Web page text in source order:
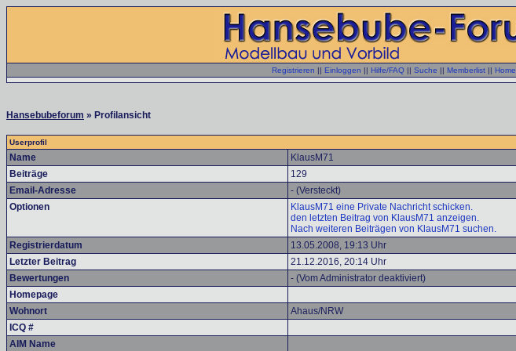
Registrieren || Einloggen || Hilfe/FAQ || Suche || Memberlist || Home
Hansebubeforum » Profilansicht
Userprofil
Name
KlausM71
Beiträge
129
Email-Adresse
- (Versteckt)
Optionen
KlausM71 eine Private Nachricht schicken.
den letzten Beitrag von KlausM71 anzeigen.
Nach weiteren Beiträgen von KlausM71 suchen.
Registrierdatum
13.05.2008, 19:13 Uhr
Letzter Beitrag
21.12.2016, 20:14 Uhr
Bewertungen
- (Vom Administrator deaktiviert)
Homepage
Wohnort
Ahaus/NRW
ICQ #
AIM Name